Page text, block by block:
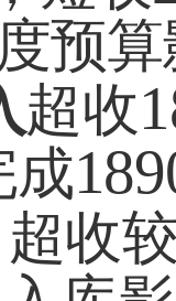
预
超收
成
收